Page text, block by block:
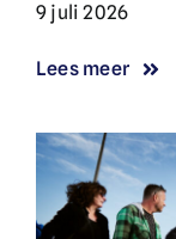
9 juli 2026
Lees meer